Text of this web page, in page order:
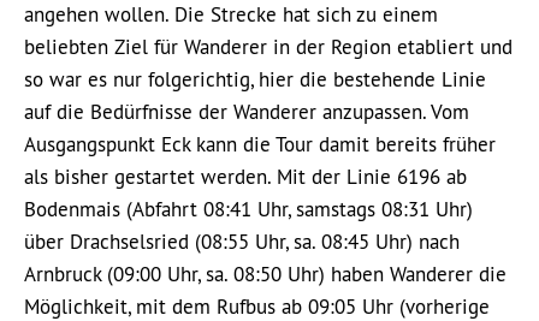
angehen wollen. Die Strecke hat sich zu einem
beliebten Ziel für Wanderer in der Region etabliert und
so war es nur folgerichtig, hier die bestehende Linie
auf die Bedürfnisse der Wanderer anzupassen. Vom
Ausgangspunkt Eck kann die Tour damit bereits früher
als bisher gestartet werden. Mit der Linie 6196 ab
Bodenmais (Abfahrt 08:41 Uhr, samstags 08:31 Uhr)
über Drachselsried (08:55 Uhr, sa. 08:45 Uhr) nach
Arnbruck (09:00 Uhr, sa. 08:50 Uhr) haben Wanderer die
Möglichkeit, mit dem Rufbus ab 09:05 Uhr (vorherige